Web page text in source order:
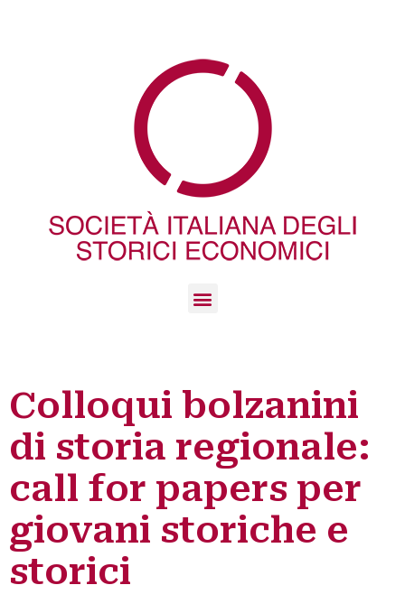
Colloqui bolzanini
di storia regionale:
call for papers per
giovani storiche e
storici